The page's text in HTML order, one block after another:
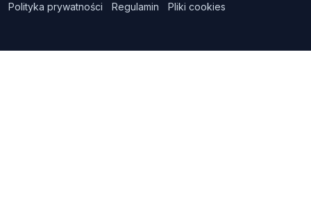
Polityka prywatności Regulamin Pliki cookies